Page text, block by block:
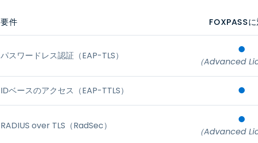
要件 FOXPASS
パスワードレス認証（EAP-TLS）
（Advanced
IDベースのアクセス（EAP-TTLS）
RADIUS over TLS（RadSec）
（Advanced